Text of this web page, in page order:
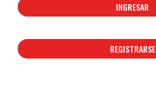
INGRESAR
REGISTRARSE